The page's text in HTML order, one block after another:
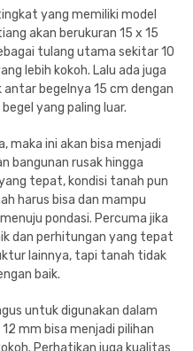
yang memiliki model
akan berukuran 15 x 15
tulang utama sekitar 10
lebih kokoh. Lalu ada juga
begelnya 15 cm dengan
yang paling luar.
maka ini akan bisa menjadi
bangunan rusak hingga
tepat, kondisi tanah pun
harus bisa dan mampu
pondasi. Percuma jika
dan perhitungan yang tepat
lainnya, tapi tanah tidak
baik.
untuk digunakan dalam
mm bisa menjadi pilihan